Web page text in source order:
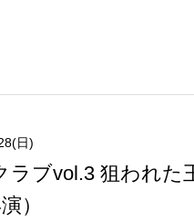
日)
ラブvol.3 狙われた
）